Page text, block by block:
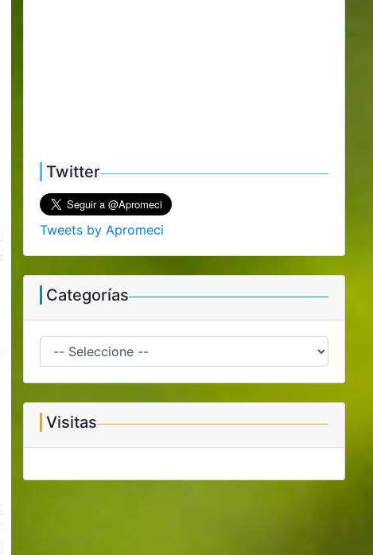
Twitter
Tweets by Apromeci
Categorías
Visitas